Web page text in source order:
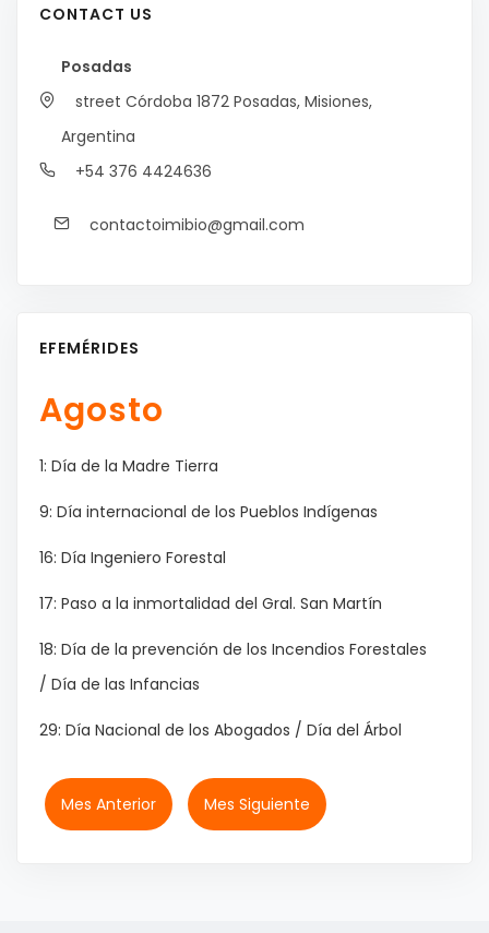
CONTACT US
Posadas
street Córdoba 1872 Posadas, Misiones,
Argentina
+54 376 4424636
contactoimibio@gmail.com
EFEMÉRIDES
Agosto
1: Día de la Madre Tierra
9: Día internacional de los Pueblos Indígenas
16: Día Ingeniero Forestal
17: Paso a la inmortalidad del Gral. San Martín
18: Día de la prevención de los Incendios Forestales
/ Día de las Infancias
29: Día Nacional de los Abogados / Día del Árbol
Mes Anterior Mes Siguiente